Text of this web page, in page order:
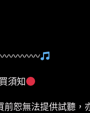
〰〰〰〰
須知
恕無法提供試聽，